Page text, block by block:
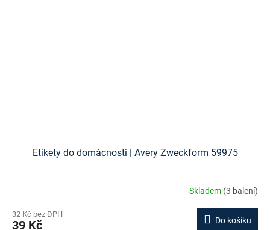
Etikety do domácnosti | Avery Zweckform 59975
Skladem (3 balení)
32 Kč bez DPH
39 Kč Do košíku